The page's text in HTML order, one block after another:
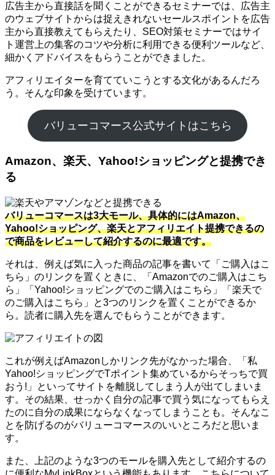
広告主から直接話を聞くことができるセミナーでは、広告主
のウェブサイトからは捉えきれないセールスポイントを広告
主から直接教えてもらえたり、SEO対策セミナーではサイ
ト運営上の集客のコツや分析に利用できる便利ツールなど、
細かくアドバイスをもらうことができました。
アフィリエイターを育てていこうとする文化があるんだろ
う。そんな印象を受けています。
バリューコマース公式サイトはこちら
Amazon、楽天、Yahoo!ショッピングと提携でき
る
バリューコマースは3大モール、具体的にはAmazon、
Yahoo!ショッピング、楽天とアフィリエイト提携できるの
で商品をレビューして紹介するのに最適です。
それは、例えば気に入った商品の記事を書いて「ご購入はこ
ちら」のリンクを置くときに、「Amazonでのご購入はこち
ら」「Yahoo!ショッピングでのご購入はこちら」「楽天で
のご購入はこちら」と3つのリンクを置くことができるか
ら。読者に購入先を選んでもらうことができます。
これが例えばAmazonしかリンク先がなかった場合、「私
Yahoo!ショッピングでTポイント集めているからそっちで買
おう!」といってサイトを離脱してしまう人が出てしまいま
す。その結果、せっかく自分の記事で買う気になってもらえ
たのに自分の成果にならなくなってしまうことも。そんなこ
とを防げるのがバリューコマースのいいところだと思いま
す。
また、上記のような3つのモールを購入先として紹介するの